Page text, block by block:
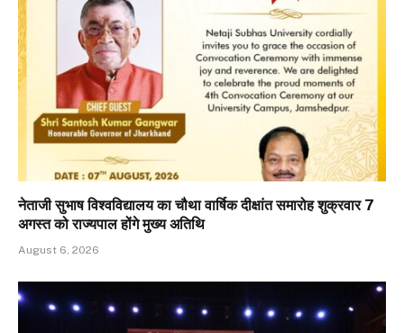
नेताजी सुभाष विश्वविद्यालय का चौथा वार्षिक दीक्षांत समारोह शुक्रवार 7
अगस्त को राज्यपाल होंगे मुख्य अतिथि
August 6, 2026